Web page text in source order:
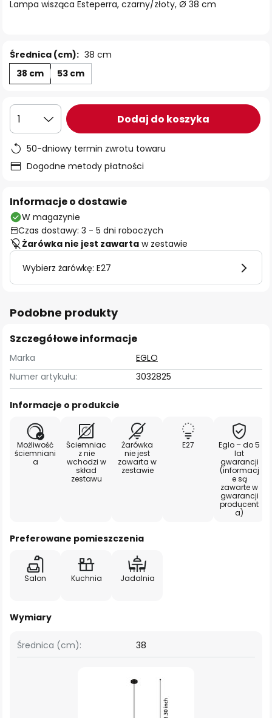
Lampa wisząca Esteperra, czarny/złoty, Ø 38 cm
Średnica (cm): 38 cm
38 cm
53 cm
1 Dodaj do koszyka
50-dniowy termin zwrotu towaru
Dogodne metody płatności
Informacje o dostawie
W magazynie
Czas dostawy: 3 - 5 dni roboczych
Żarówka nie jest zawarta w zestawie
Wybierz żarówkę: E27
Podobne produkty
Szczegółowe informacje
Marka
EGLO
Numer artykułu:
3032825
Informacje o produkcie
Możliwość
ściemniani
a
Ściemniac
z nie
wchodzi w
skład
zestawu
Żarówka
nie jest
zawarta w
zestawie
E27
Eglo – do 5
lat
gwarancji
(informacj
e są
zawarte w
gwarancji
producent
a)
Preferowane pomieszczenia
Salon Kuchnia Jadalnia
Wymiary
Średnica (cm): 38